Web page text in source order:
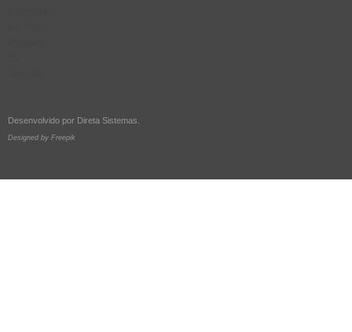
Desenvolvido por Direta Sistemas
Designed by Freepik